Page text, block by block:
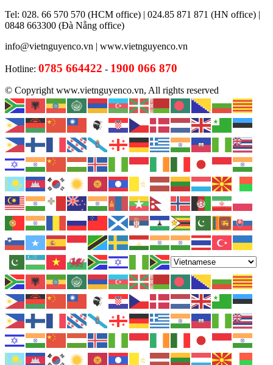
Tel: 028. 66 570 570 (HCM office) | 024.85 871 871 (HN office) |
0848 663300 (Đà Nẵng office)
info@vietnguyenco.vn | www.vietnguyenco.vn
Hotline: 0785 664422 - 1900 066 870
© Copyright www.vietnguyenco.vn, All rights reserved